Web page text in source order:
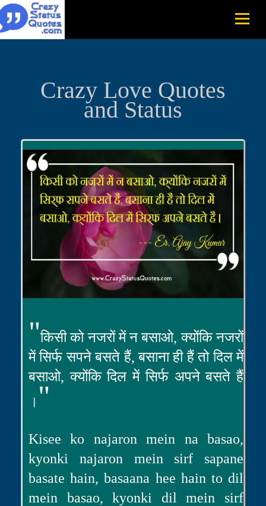
Crazy Love Quotes
and Status
"किसी को नजरों में न बसाओ, क्योंकि नजरों
में सिर्फ सपने बसते हैं, बसाना ही हैं तो दिल में
बसाओ, क्योंकि दिल में सिर्फ अपने बसते हैं
। "
Kisee ko najaron mein na basao,
kyonki najaron mein sirf sapane
basate hain, basaana hee hain to dil
mein basao, kyonki dil mein sirf